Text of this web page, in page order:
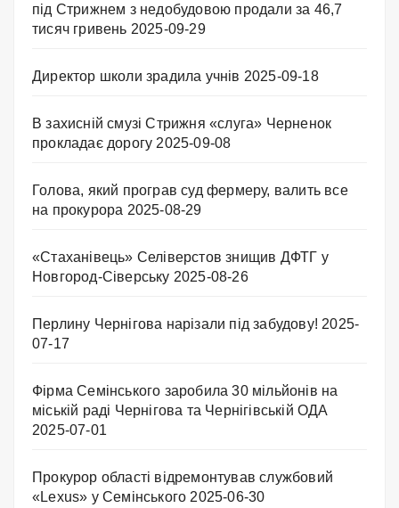
під Стрижнем з недобудовою продали за 46,7
тисяч гривень 2025-09-29
Директор школи зрадила учнів 2025-09-18
В захисній смузі Стрижня «слуга» Черненок
прокладає дорогу 2025-09-08
Голова, який програв суд фермеру, валить все
на прокурора 2025-08-29
«Стаханівець» Селіверстов знищив ДФТГ у
Новгород-Сіверську 2025-08-26
Перлину Чернігова нарізали під забудову! 2025-
07-17
Фірма Семінського заробила 30 мільйонів на
міській раді Чернігова та Чернігівській ОДА
2025-07-01
Прокурор області відремонтував службовий
«Lexus» у Семінського 2025-06-30